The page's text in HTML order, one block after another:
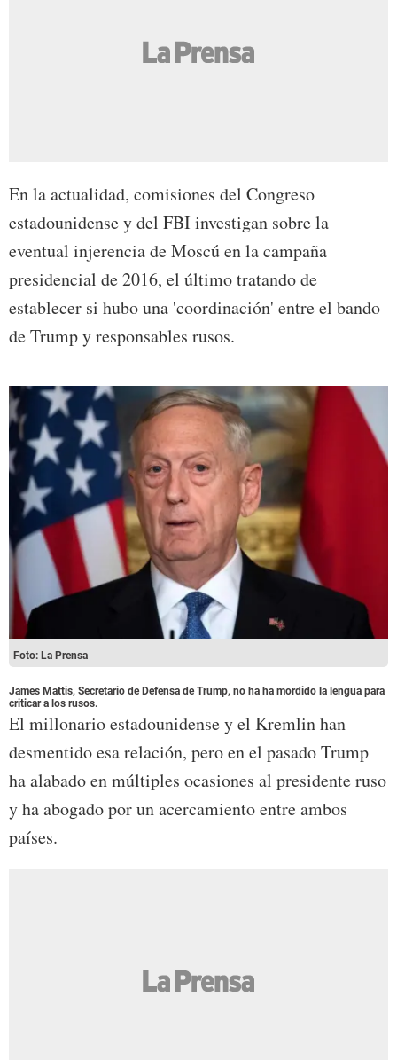
En la actualidad, comisiones del Congreso
estadounidense y del FBI investigan sobre la
eventual injerencia de Moscú en la campaña
presidencial de 2016, el último tratando de
establecer si hubo una 'coordinación' entre el bando
de Trump y responsables rusos.
Foto: La Prensa
James Mattis, Secretario de Defensa de Trump, no ha ha mordido la lengua para
criticar a los rusos.
El millonario estadounidense y el Kremlin han
desmentido esa relación, pero en el pasado Trump
ha alabado en múltiples ocasiones al presidente ruso
y ha abogado por un acercamiento entre ambos
países.